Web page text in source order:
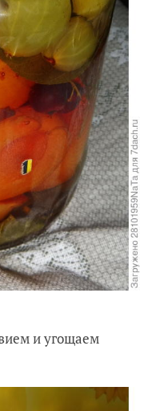
и угощаем